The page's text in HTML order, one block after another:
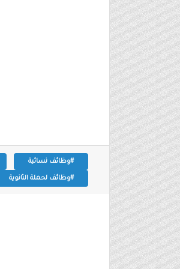
#وظائف نسائية
#وظائف لحملة الثانوية